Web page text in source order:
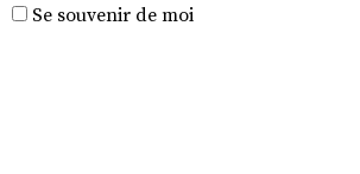
Se souvenir de moi